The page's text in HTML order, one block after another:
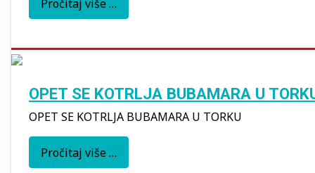
Pročitaj više …
OPET SE KOTRLJA BUBAMARA U
OPET SE KOTRLJA BUBAMARA U TORKU
Pročitaj više …